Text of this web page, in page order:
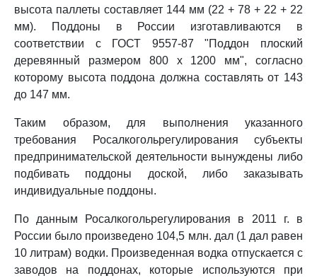
высота паллеты составляет 144 мм (22 + 78 + 22 + 22
мм). Поддоны в России изготавливаются в
соответствии с ГОСТ 9557-87 "Поддон плоский
деревянный размером 800 x 1200 мм", согласно
которому высота поддона должна составлять от 143
до 147 мм.
Таким образом, для выполнения указанного
требования Росалкогольрегулирования субъекты
предпринимательской деятельности вынуждены либо
подбивать поддоны доской, либо заказывать
индивидуальные поддоны.
По данным Росалкогольрегулирования в 2011 г. в
России было произведено 104,5 млн. дал (1 дал равен
10 литрам) водки. Произведенная водка отпускается с
заводов на поддонах, которые используются при